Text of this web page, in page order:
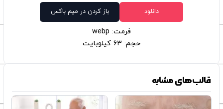
دانلود باز کردن در میم باکس
فرمت: webp
حجم: 63 کیلوبایت
قالب‌های مشابه